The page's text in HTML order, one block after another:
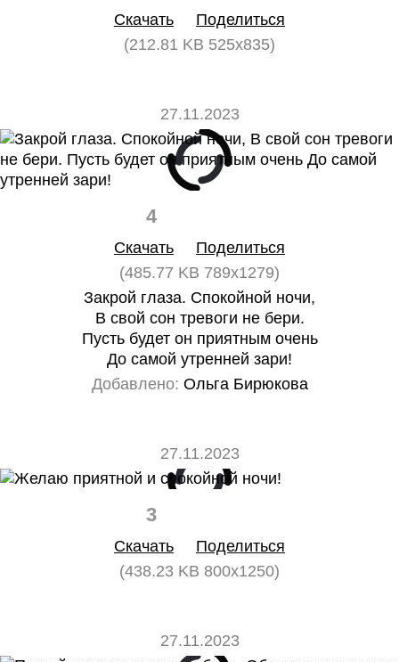
Скачать
Поделиться
(212.81 KB 525x835)
27.11.2023
4
Скачать
Поделиться
(485.77 KB 789x1279)
Закрой глаза. Спокойной ночи,
В свой сон тревоги не бери.
Пусть будет он приятным очень
До самой утренней зари!
Добавлено: Ольга Бирюкова
27.11.2023
3
Скачать
Поделиться
(438.23 KB 800x1250)
27.11.2023